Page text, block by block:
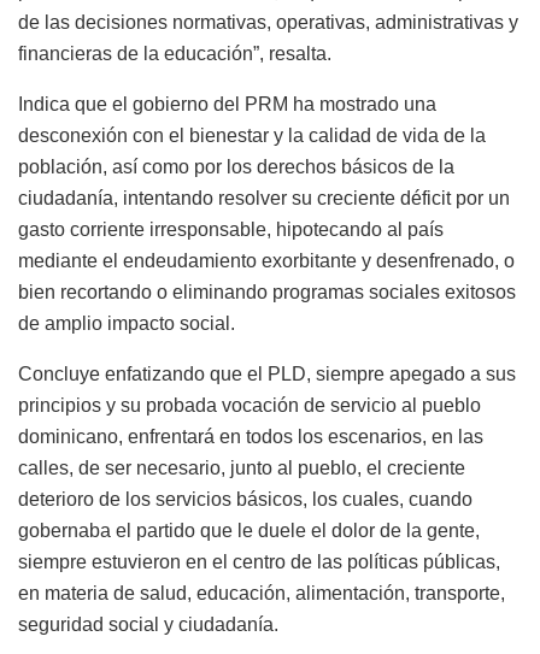
de las decisiones normativas, operativas, administrativas y
financieras de la educación”, resalta.
Indica que el gobierno del PRM ha mostrado una
desconexión con el bienestar y la calidad de vida de la
población, así como por los derechos básicos de la
ciudadanía, intentando resolver su creciente déficit por un
gasto corriente irresponsable, hipotecando al país
mediante el endeudamiento exorbitante y desenfrenado, o
bien recortando o eliminando programas sociales exitosos
de amplio impacto social.
Concluye enfatizando que el PLD, siempre apegado a sus
principios y su probada vocación de servicio al pueblo
dominicano, enfrentará en todos los escenarios, en las
calles, de ser necesario, junto al pueblo, el creciente
deterioro de los servicios básicos, los cuales, cuando
gobernaba el partido que le duele el dolor de la gente,
siempre estuvieron en el centro de las políticas públicas,
en materia de salud, educación, alimentación, transporte,
seguridad social y ciudadanía.